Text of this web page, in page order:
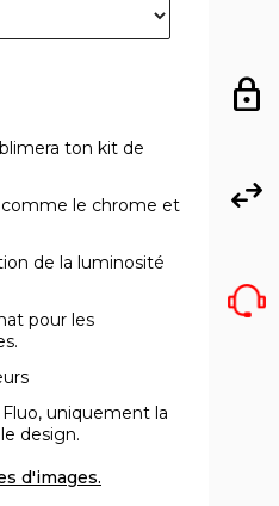
ton kit de
le chrome et
de la luminosité
pour les
uniquement la
design.
d'images.
lock
